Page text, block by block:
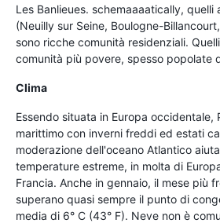
Les Banlieues. schemaaaatically, quelli
(Neuilly sur Seine, Boulogne-
sono ricche comunità residenziali.
comunità più povere, spesso popolate
Clima
Essendo situata in Europa occidentale,
marittimo con inverni freddi ed estati
moderazione dell'oceano Atlantico
temperature estreme, in molta di
Francia. Anche in gennaio, il mese più
superano quasi sempre il punto di
media di 6° C (43° F). Neve non è